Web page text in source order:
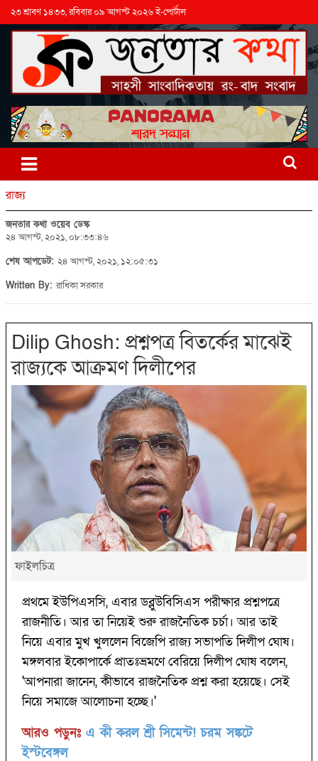
২৩ শ্রাবণ ১৪৩৩, রবিবার ০৯ আগস্ট ২০২৬ ই-পোর্টাল
রাজ্য
জনতার কথা ওয়েব ডেস্ক
২৪ আগস্ট, ২০২১, ০৮:৩৩:৪৬
শেষ আপডেট: ২৪ আগস্ট, ২০২১, ১২:০৫:৩১
Written By:রাধিকা সরকার
Dilip Ghosh: প্রশ্নপত্র বিতর্কের মাঝেই
রাজ্যকে আক্রমণ দিলীপের
ফাইলচিত্র
প্রথমে ইউপিএসসি, এবার ডব্লুউবিসিএস পরীক্ষার প্রশ্নপত্রে
রাজনীতি। আর তা নিয়েই শুরু রাজনৈতিক চর্চা। আর তাই
নিয়ে এবার মুখ খুললেন বিজেপি রাজ্য সভাপতি দিলীপ ঘোষ।
মঙ্গলবার ইকোপার্কে প্রাতঃভ্রমণে বেরিয়ে দিলীপ ঘোষ বলেন,
'আপনারা জানেন, কীভাবে রাজনৈতিক প্রশ্ন করা হয়েছে। সেই
নিয়ে সমাজে আলোচনা হচ্ছে।'
আরও পড়ুনঃ এ কী করল শ্রী সিমেন্ট!‌ চরম সঙ্কটে
ইস্টবেঙ্গল